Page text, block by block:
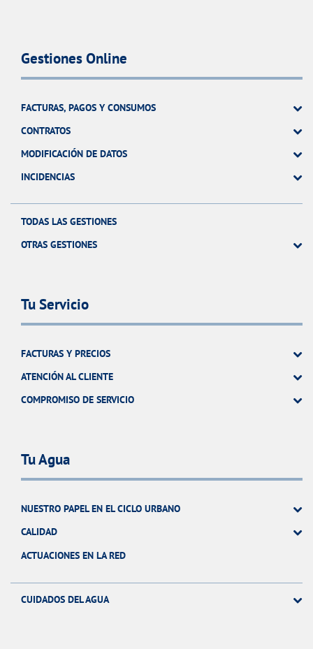
Gestiones Online
FACTURAS, PAGOS Y CONSUMOS
CONTRATOS
MODIFICACIÓN DE DATOS
INCIDENCIAS
TODAS LAS GESTIONES
OTRAS GESTIONES
Tu Servicio
FACTURAS Y PRECIOS
ATENCIÓN AL CLIENTE
COMPROMISO DE SERVICIO
Tu Agua
NUESTRO PAPEL EN EL CICLO URBANO
CALIDAD
ACTUACIONES EN LA RED
CUIDADOS DEL AGUA